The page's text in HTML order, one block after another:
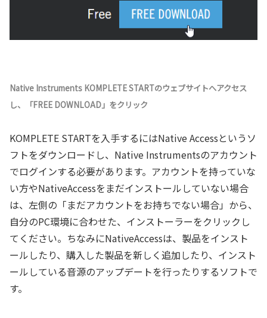
Native Instruments KOMPLETE STARTのウェブサイトへアクセス
し、「FREE DOWNLOAD」をクリック
KOMPLETE STARTを入手するにはNative Accessというソ
フトをダウンロードし、Native Instrumentsのアカウント
でログインする必要があります。アカウントを持っていな
い方やNativeAccessをまだインストールしていない場合
は、左側の「まだアカウントをお持ちでない場合」から、
自分のPC環境に合わせた、インストーラーをクリックし
てください。ちなみにNativeAccessは、製品をインスト
ールしたり、購入した製品を新しく追加したり、インスト
ールしている音源のアップデートを行ったりするソフトで
す。